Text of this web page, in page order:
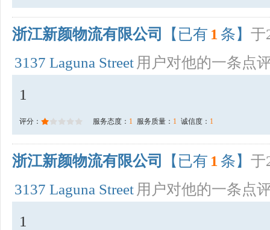
浙江新颜物流有限公司 【已有 1 条】 于
3137 Laguna Street 用户对他的一条点
1
评分： 服务态度： 1 服务质量： 1 诚信度： 1
浙江新颜物流有限公司 【已有 1 条】 于
3137 Laguna Street 用户对他的一条点
1